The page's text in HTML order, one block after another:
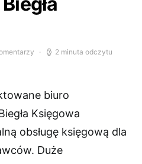
2 minuta odczytu
biuro
Księgowa
obsługę księgową dla
Duże